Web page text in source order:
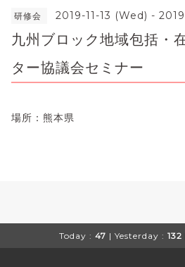
研修会 2019-11-13 (Wed) -
九州ブロック地域包括・
ター協議会セミナー
場所：熊本県
Today : 47 | Yesterday : 132